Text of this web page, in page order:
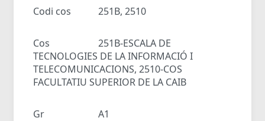
Codi cos 251B, 2510
Cos
251B-ESCALA DE
TECNOLOGIES DE LA INFORMACIÓ I
TELECOMUNICACIONS, 2510-COS
FACULTATIU SUPERIOR DE LA CAIB
Gr A1